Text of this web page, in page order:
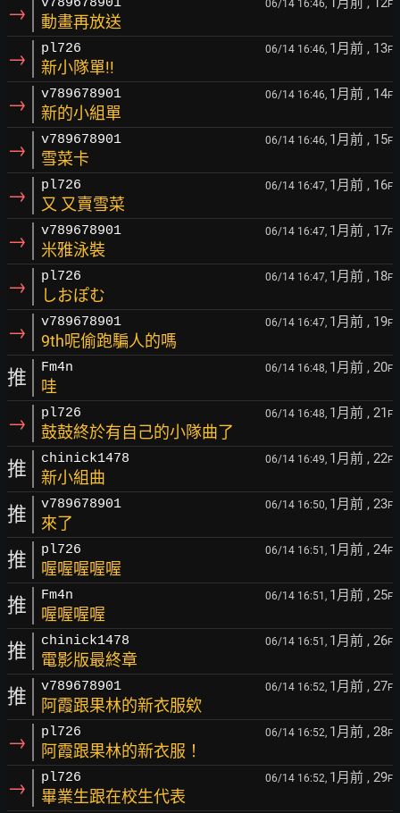
→ 06/14 16:46, F
動畫再放送
→ pl726 06/14 16:46, 1月前 , 13F
新小隊單!!
→ v789678901 06/14 16:46, 1月前 , 14F
新的小組單
→ v789678901 06/14 16:46, 1月前 , 15F
雪菜卡
→ pl726 06/14 16:47, 1月前 , 16F
又 又賣雪菜
→ v789678901 06/14 16:47, 1月前 , 17F
米雅泳裝
→ pl726 06/14 16:47, 1月前 , 18F
しおぽむ
→ v789678901 06/14 16:47, 1月前 , 19F
9th呢偷跑騙人的嗎
推 Fm4n 06/14 16:48, 1月前 , 20F
哇
→ pl726 06/14 16:48, 1月前 , 21 F
鼓鼓終於有自己的小隊曲了
推 chinick1478 06/14 16:49, 1月前 , 22F
新小組曲
推 v789678901 06/14 16:50, 1月前 , 23F
來了
推 pl726 06/14 16:51, 1月前 , 24F
喔喔喔喔喔
推 Fm4n 06/14 16:51, 1月前 , 25F
喔喔喔喔
推 chinick1478 06/14 16:51, 1月前 , 26F
電影版最終章
推 v789678901 06/14 16:52, 1月前 , 27F
阿霞跟果林的新衣服欸
→ pl726 06/14 16:52, 1月前 , 28F
阿霞跟果林的新衣服！
→ pl726 06/14 16:52, 1月前 , 29F
畢業生跟在校生代表